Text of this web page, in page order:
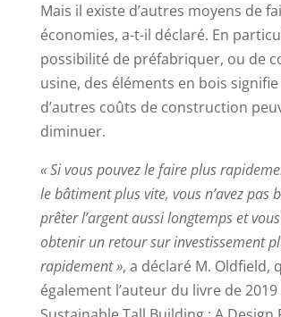
Mais il existe d’autres moyens de
économies, a-t-il déclaré. En
possibilité de préfabriquer, ou de
usine, des éléments en bois
d’autres coûts de construction
diminuer.
« Si vous pouvez le faire plus
le bâtiment plus vite, vous n’avez pas
prêter l’argent aussi longtemps et
obtenir un retour sur investissement
rapidement », a déclaré M. Oldfield,
également l’auteur du livre de 2019